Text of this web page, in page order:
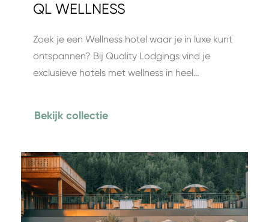
QL WELLNESS
Zoek je een Wellness hotel waar je in luxe kunt
ontspannen? Bij Quality Lodgings vind je
exclusieve hotels met wellness in heel…
Bekijk collectie